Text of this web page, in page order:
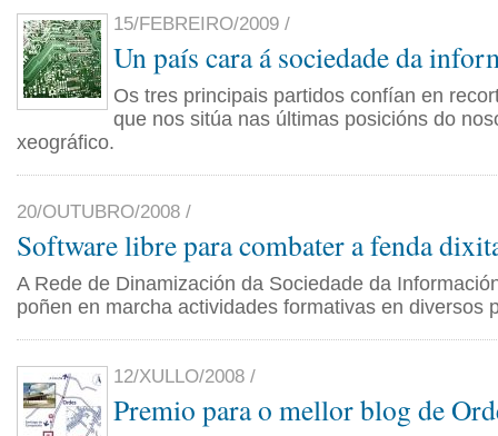
15/FEBREIRO/2009 /
Un país cara á sociedade da
Os tres principais partidos confían en
que nos sitúa nas últimas posicións do
xeográfico.
20/OUTUBRO/2008 /
Software libre para combater a fenda
A Rede de Dinamización da Sociedade da
poñen en marcha actividades formativas en diversos
12/XULLO/2008 /
Premio para o mellor blog de